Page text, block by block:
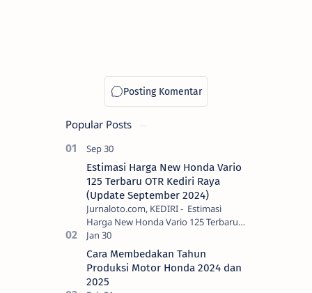
Popular Posts
Estimasi Harga New Honda Vario
125 Terbaru OTR Kediri Raya
(Update September 2024)
Jurnaloto.com, KEDIRI - Estimasi
Harga New Honda Vario 125 Terbaru
OTR Kediri Raya (Update September
2024) Brosis sekalian, PT Astra Honda
Motor (AH…
Cara Membedakan Tahun
Produksi Motor Honda 2024 dan
2025